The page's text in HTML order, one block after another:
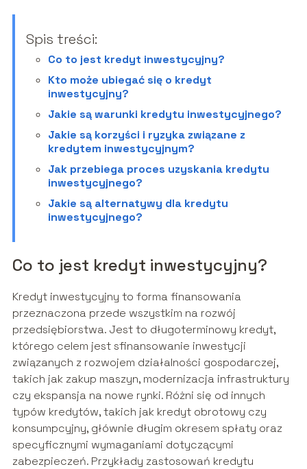
Spis treści:
Co to jest kredyt inwestycyjny?
Kto może ubiegać się o kredyt
inwestycyjny?
Jakie są warunki kredytu inwestycyjnego?
Jakie są korzyści i ryzyka związane z
kredytem inwestycyjnym?
Jak przebiega proces uzyskania kredytu
inwestycyjnego?
Jakie są alternatywy dla kredytu
inwestycyjnego?
Co to jest kredyt inwestycyjny?
Kredyt inwestycyjny to forma finansowania
przeznaczona przede wszystkim na rozwój
przedsiębiorstwa. Jest to długoterminowy kredyt,
którego celem jest sfinansowanie inwestycji
związanych z rozwojem działalności gospodarczej,
takich jak zakup maszyn, modernizacja infrastruktury
czy ekspansja na nowe rynki. Różni się od innych
typów kredytów, takich jak kredyt obrotowy czy
konsumpcyjny, głównie długim okresem spłaty oraz
specyficznymi wymaganiami dotyczącymi
zabezpieczeń. Przykłady zastosowań kredytu